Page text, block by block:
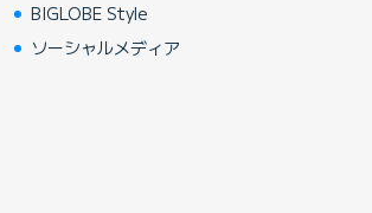
BIGLOBE Style
ソーシャルメディア